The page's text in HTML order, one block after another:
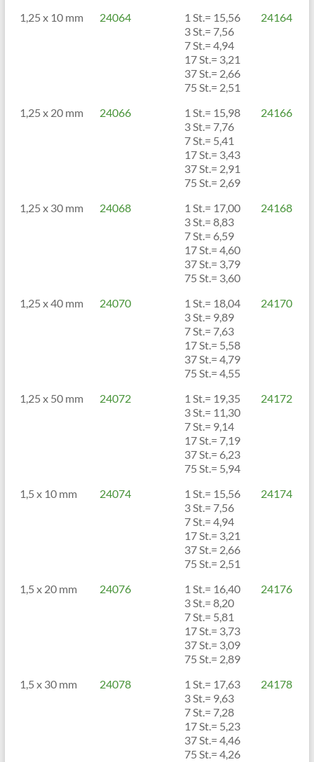
1,25 x 10 mm 24064
1 St.= 15,56
3 St.= 7,56
7 St.= 4,94
17 St.= 3,21
37 St.= 2,66
75 St.= 2,51
24164
1,25 x 20 mm 24066
1 St.= 15,98
3 St.= 7,76
7 St.= 5,41
17 St.= 3,43
37 St.= 2,91
75 St.= 2,69
24166
1,25 x 30 mm 24068
1 St.= 17,00
3 St.= 8,83
7 St.= 6,59
17 St.= 4,60
37 St.= 3,79
75 St.= 3,60
24168
1,25 x 40 mm 24070
1 St.= 18,04
3 St.= 9,89
7 St.= 7,63
17 St.= 5,58
37 St.= 4,79
75 St.= 4,55
24170
1,25 x 50 mm 24072
1 St.= 19,35
3 St.= 11,30
7 St.= 9,14
17 St.= 7,19
37 St.= 6,23
75 St.= 5,94
24172
1,5 x 10 mm 24074
1 St.= 15,56
3 St.= 7,56
7 St.= 4,94
17 St.= 3,21
37 St.= 2,66
75 St.= 2,51
24174
1,5 x 20 mm 24076
1 St.= 16,40
3 St.= 8,20
7 St.= 5,81
17 St.= 3,73
37 St.= 3,09
75 St.= 2,89
24176
1,5 x 30 mm 24078
1 St.= 17,63
3 St.= 9,63
7 St.= 7,28
17 St.= 5,23
37 St.= 4,46
75 St.= 4,26
24178